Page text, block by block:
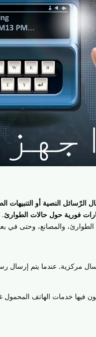
الرّسائل النصية أو التنبيهات
فورية حول حالات الطوارئ.
والمصانع، وحتى في
عندما يتم إرسال
فيها خدمات الهاتف المحمول